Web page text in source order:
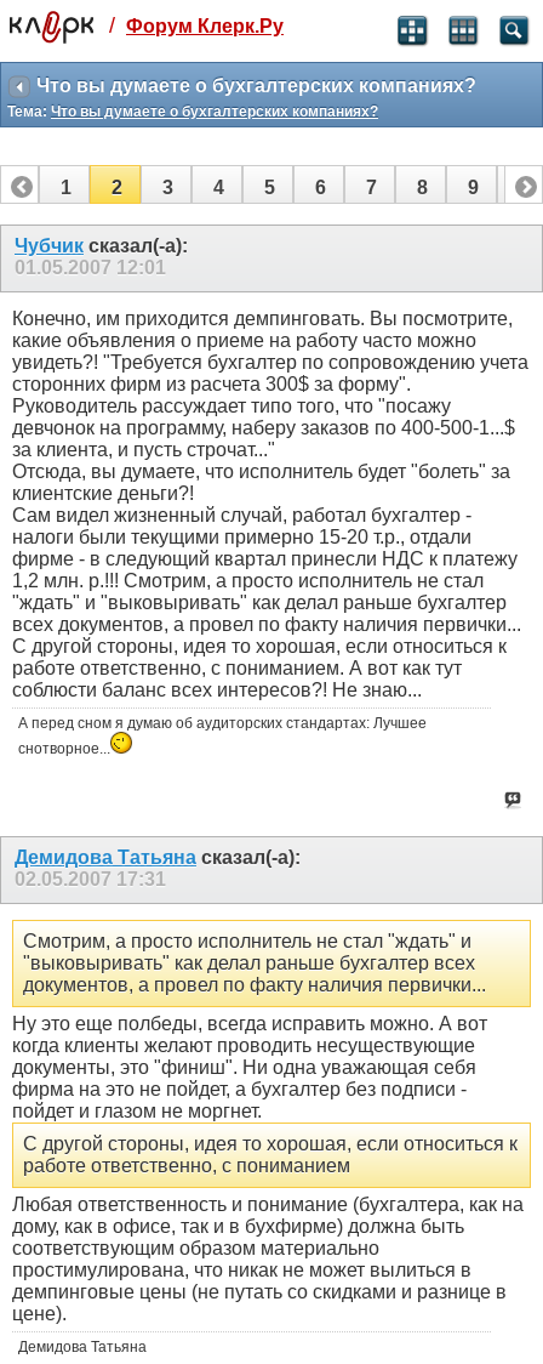
Святые угодники, Клерк без рекламы
прекрасен:)
месяц
3 месяца
259 ₽
-10%
полгода
499 ₽
-15%
Отмена Оплатить
/ Форум Клерк.Ру
Что вы думаете о бухгалтерских компаниях?
Тема: Что вы думаете о бухгалтерских компаниях?
1 2 3 4 5 6 7 8 9 10
13
Чубчик сказал(-а):
01.05.2007 12:01
Конечно, им приходится демпинговать. Вы посмотрите,
какие объявления о приеме на работу часто можно
увидеть?! "Требуется бухгалтер по сопровождению учета
сторонних фирм из расчета 300$ за форму".
Руководитель рассуждает типо того, что "посажу
девчонок на программу, наберу заказов по 400-500-1...$
за клиента, и пусть строчат..."
Отсюда, вы думаете, что исполнитель будет "болеть" за
клиентские деньги?!
Сам видел жизненный случай, работал бухгалтер -
налоги были текущими примерно 15-20 т.р., отдали
фирме - в следующий квартал принесли НДС к платежу
1,2 млн. р.!!! Смотрим, а просто исполнитель не стал
"ждать" и "выковыривать" как делал раньше бухгалтер
всех документов, а провел по факту наличия первички...
С другой стороны, идея то хорошая, если относиться к
работе ответственно, с пониманием. А вот как тут
соблюсти баланс всех интересов?! Не знаю...
А перед сном я думаю об аудиторских стандартах: Лучшее
снотворное...
Демидова Татьяна сказал(-а):
02.05.2007 17:31
Смотрим, а просто исполнитель не стал "ждать" и
"выковыривать" как делал раньше бухгалтер всех
документов, а провел по факту наличия первички...
Ну это еще полбеды, всегда исправить можно. А вот
когда клиенты желают проводить несуществующие
документы, это "финиш". Ни одна уважающая себя
фирма на это не пойдет, а бухгалтер без подписи -
пойдет и глазом не моргнет.
С другой стороны, идея то хорошая, если относиться к
работе ответственно, с пониманием
Любая ответственность и понимание (бухгалтера, как на
дому, как в офисе, так и в бухфирме) должна быть
соответствующим образом материально
простимулирована, что никак не может вылиться в
демпинговые цены (не путать со скидками и разнице в
цене).
Демидова Татьяна